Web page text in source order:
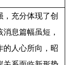
充分体现了创
息篇幅虽短，
的人心所向，昭